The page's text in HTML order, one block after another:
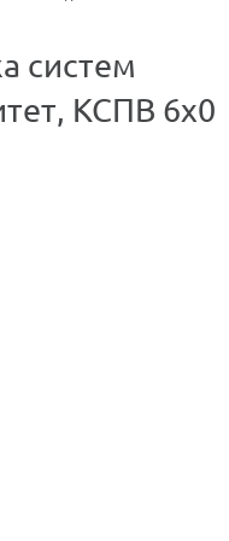
систем
КСПВ 6х0